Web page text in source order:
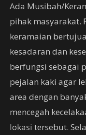
Ada Musibah/
pihak masyarakat.
keramaian
kesadaran dan
berfungsi sebagai
pejalan kaki agar
area dengan
mencegah
lokasi tersebut.